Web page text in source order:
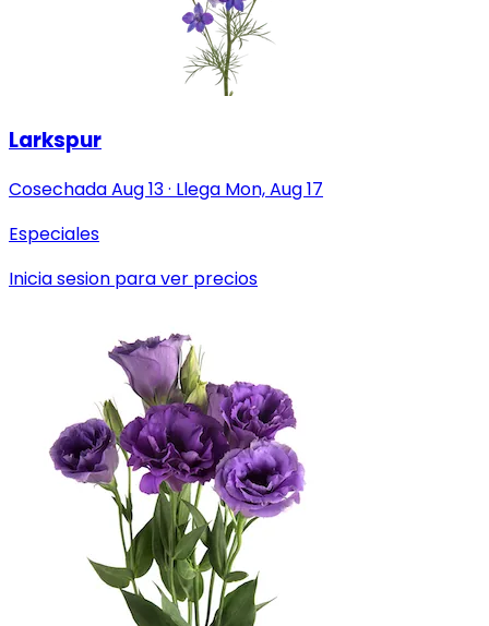
Larkspur
CosechadaAug 13· Llega Mon, Aug 17
Especiales
Inicia sesion para ver precios